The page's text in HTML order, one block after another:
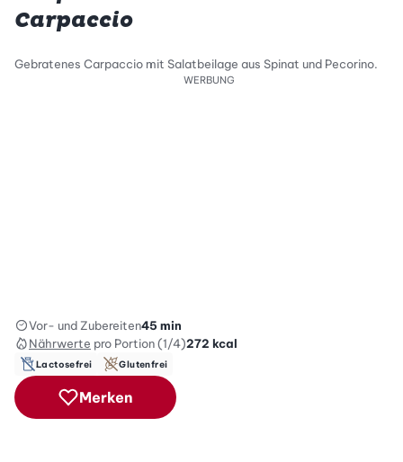
Carpaccio
Gebratenes Carpaccio mit Salatbeilage aus Spinat und Pecorino.
WERBUNG
Vor- und Zubereiten45 min
Nährwerte pro Portion (1/4)272 kcal
Lactosefrei Glutenfrei
Merken